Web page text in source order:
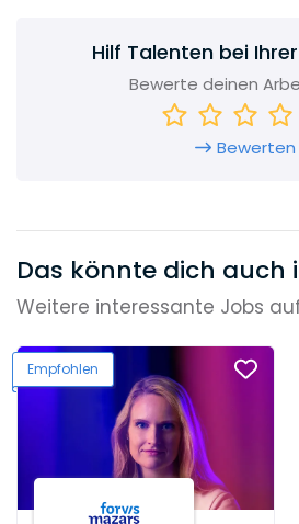
Hilf Talenten bei
Bewerte deinen
Bewerten
Das könnte dich auch
Weitere interessante Jobs
Empfohlen